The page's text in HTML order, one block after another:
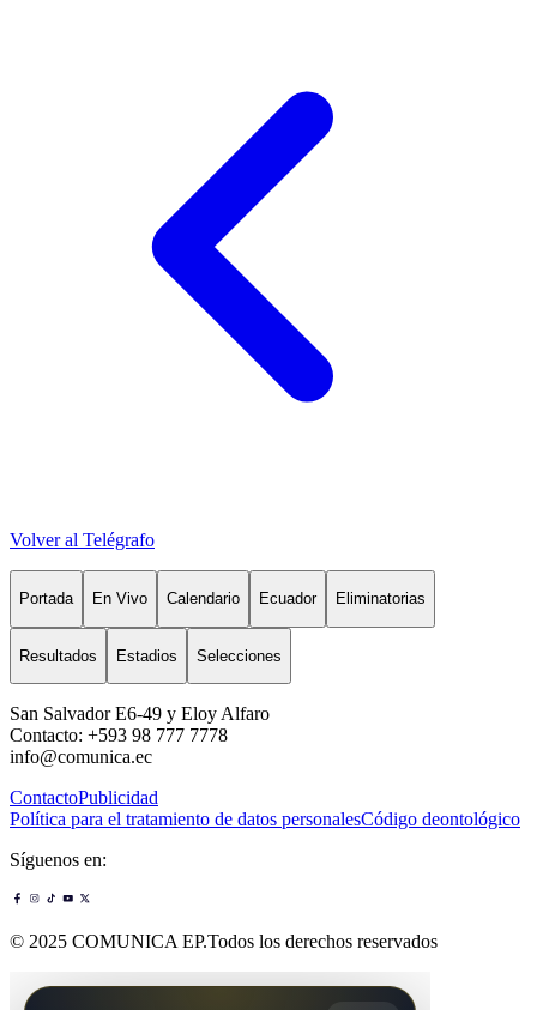
Volver al Telégrafo
Portada En Vivo Calendario Ecuador Eliminatorias
Resultados Estadios Selecciones
San Salvador E6-49 y Eloy Alfaro
Contacto: +593 98 777 7778
info@comunica.ec
ContactoPublicidad
Política para el tratamiento de datos personalesCódigo deontológico
Síguenos en:
© 2025 COMUNICA EP.Todos los derechos reservados